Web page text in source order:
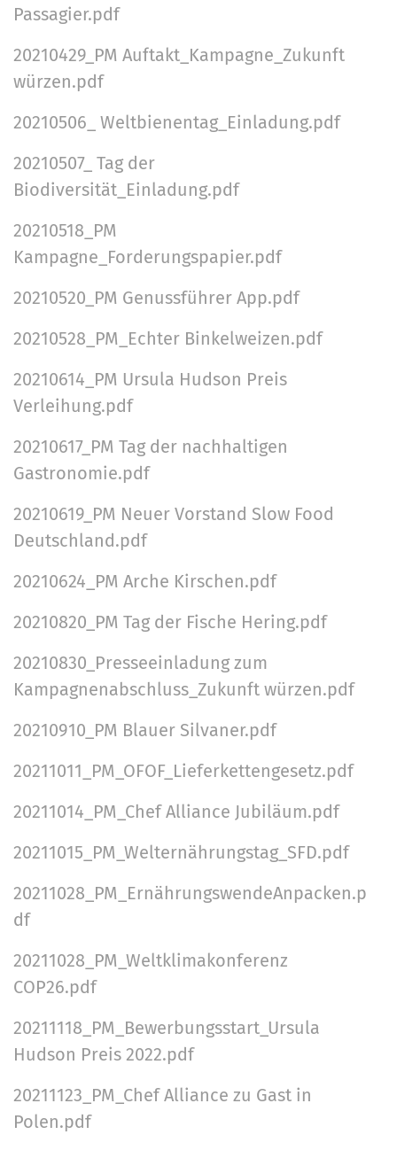
Passagier.pdf
20210429_PM Auftakt_Kampagne_Zukunft
würzen.pdf
20210506_ Weltbienentag_Einladung.pdf
20210507_ Tag der
Biodiversität_Einladung.pdf
20210518_PM
Kampagne_Forderungspapier.pdf
20210520_PM Genussführer App.pdf
20210528_PM_Echter Binkelweizen.pdf
20210614_PM Ursula Hudson Preis
Verleihung.pdf
20210617_PM Tag der nachhaltigen
Gastronomie.pdf
20210619_PM Neuer Vorstand Slow Food
Deutschland.pdf
20210624_PM Arche Kirschen.pdf
20210820_PM Tag der Fische Hering.pdf
20210830_Presseeinladung zum
Kampagnenabschluss_Zukunft würzen.pdf
20210910_PM Blauer Silvaner.pdf
20211011_PM_OFOF_Lieferkettengesetz.pdf
20211014_PM_Chef Alliance Jubiläum.pdf
20211015_PM_Welternährungstag_SFD.pdf
20211028_PM_ErnährungswendeAnpacken.p
df
20211028_PM_Weltklimakonferenz
COP26.pdf
20211118_PM_Bewerbungsstart_Ursula
Hudson Preis 2022.pdf
20211123_PM_Chef Alliance zu Gast in
Polen.pdf